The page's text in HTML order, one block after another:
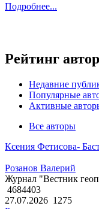
Подробнее...
Рейтинг
Недавние
Популярные
Активные
Все авторы
Ксения Фетисова-
Розанов Валерий
Журнал "Вестник
4684403
27.07.2026 1275